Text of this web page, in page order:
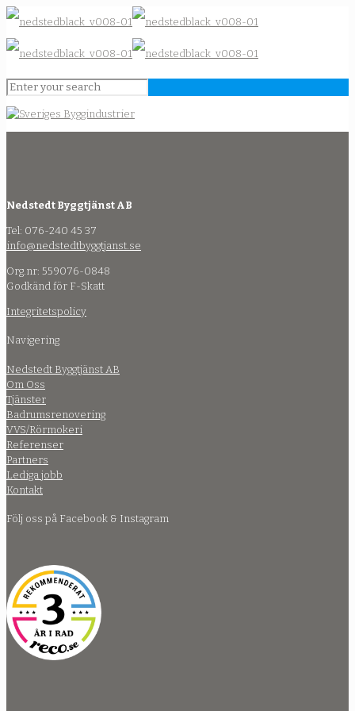
Nedstedt Byggtjänst AB
Tel: 076-240 45 37
info@nedstedtbyggtjanst.se
Org.nr: 559076-0848
Godkänd för F-Skatt
Integritetspolicy
Navigering
Nedstedt Byggtjänst AB
Om Oss
Tjänster
Badrumsrenovering
VVS/Rörmokeri
Referenser
Partners
Lediga jobb
Kontakt
Följ oss på Facebook & Instagram